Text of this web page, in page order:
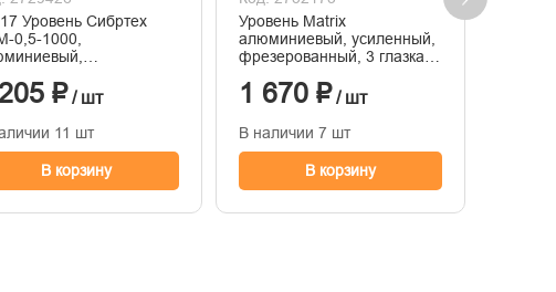
Уровень Сибртех
0,5-1000,
1000 мм
₽ / шт
11 шт
В корзину
Уровень Matrix
алюминиевый, усиленный,
фрезерованный, 3 глазка,
1 670 ₽/ шт
В наличии 7 шт
В корзину